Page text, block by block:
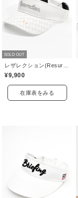
SOLD OUT
レザレクション(Resurrection)
¥9,900
在庫表をみる